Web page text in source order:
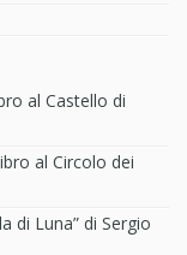
al Castello di
al Circolo dei
di Luna” di Sergio